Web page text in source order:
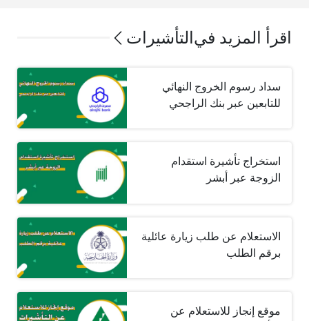
اقرأ المزيد في التأشيرات
سداد رسوم الخروج النهائي
للتابعين عبر بنك الراجحي
استخراج تأشيرة استقدام
الزوجة عبر أبشر
الاستعلام عن طلب زيارة عائلية
برقم الطلب
موقع إنجاز للاستعلام عن